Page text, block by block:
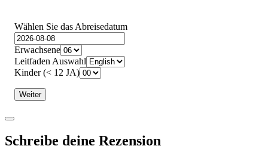
Wählen Sie das Abreisedatum
Erwachsene
Leitfaden Auswahl
Kinder (< 12 JA)
Weiter
Schreibe deine Rezension